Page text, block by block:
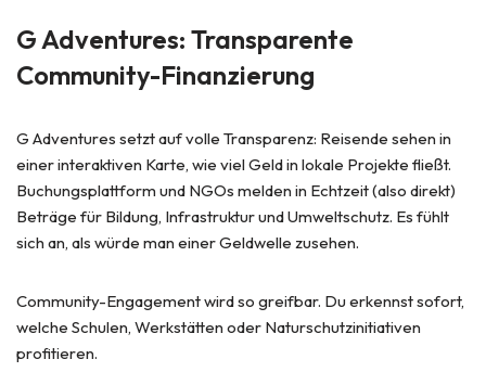
G Adventures: Transparente
Community-Finanzierung
G Adventures setzt auf volle Transparenz: Reisende sehen in
einer interaktiven Karte, wie viel Geld in lokale Projekte fließt.
Buchungsplattform und NGOs melden in Echtzeit (also direkt)
Beträge für Bildung, Infrastruktur und Umweltschutz. Es fühlt
sich an, als würde man einer Geldwelle zusehen.
Community-Engagement wird so greifbar. Du erkennst sofort,
welche Schulen, Werkstätten oder Naturschutzinitiativen
profitieren.